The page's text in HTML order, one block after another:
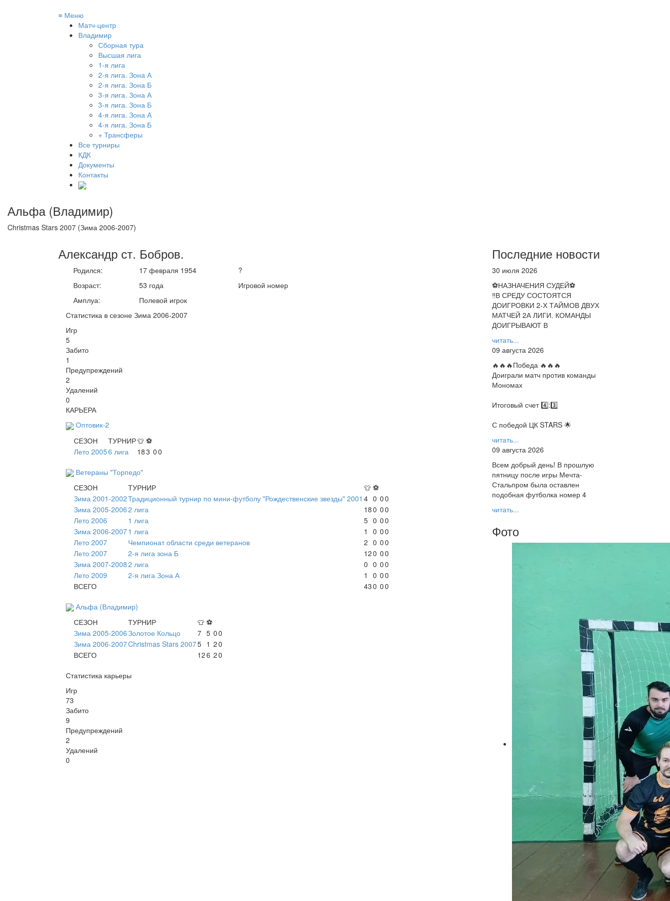
≡ Меню
Матч-центр
Владимир
Сборная тура
Высшая лига
1-я лига
2-я лига. Зона А
2-я лига. Зона Б
3-я лига. Зона А
3-я лига. Зона Б
4-я лига. Зона А
4-я лига. Зона Б
+ Трансферы
Все турниры
КДК
Документы
Контакты
Альфа (Владимир)
Christmas Stars 2007 (Зима 2006-2007)
Александр ст. Бобров.
Родился:
Возраст:
Амплуа:
17 февраля 1954
53 года
Полевой игрок
?
Игровой номер
Статистика в сезоне Зима 2006-2007
Игр
5
Забито
1
Предупреждений
2
Удалений
0
КАРЬЕРА
Оптовик-2
СЕЗОН
ТУРНИР👕 ⚽
Лето 20056 лига 183 00
Ветераны "Торпедо"
СЕЗОН
ТУРНИР 👕 ⚽
Зима 2001-2002Традиционный турнир по мини-футболу "Рождественские звезды" 2001 4 0 00
Зима 2005-20062 лига 180 00
Лето 2006
1 лига 5 0 00
Зима 2006-20071 лига 1 0 00
Лето 2007
Чемпионат области среди ветеранов 2 0 00
Лето 2007
2-я лига зона Б 120 00
Зима 2007-20082 лига 0 0 00
Лето 2009
2-я лига Зона А 1 0 00
ВСЕГО
430 00
Альфа (Владимир)
СЕЗОН
ТУРНИР 👕 ⚽
Зима 2005-2006Золотое Кольцо 7 5 00
Зима 2006-2007Christmas Stars 20075 1 20
ВСЕГО
126 20
Статистика карьеры
Игр
73
Забито
9
Предупреждений
2
Удалений
0
Последние новости
30 июля 2026
⚽НАЗНАЧЕНИЯ СУДЕЙ⚽
‼В СРЕДУ СОСТОЯТСЯ
ДОИГРОВКИ 2-Х ТАЙМОВ ДВУХ
МАТЧЕЙ 2А ЛИГИ. КОМАНДЫ
ДОИГРЫВАЮТ В
читать...
09 августа 2026
🔥🔥🔥Победа 🔥🔥🔥
Доиграли матч против команды
Мономах
Итоговый счет 4️⃣:3️⃣
С победой ЦК STARS 🌟
читать...
09 августа 2026
Всем добрый день! В прошлую
пятницу после игры Мечта-
Стальпром была оставлен
подобная футболка номер 4
читать...
Фото